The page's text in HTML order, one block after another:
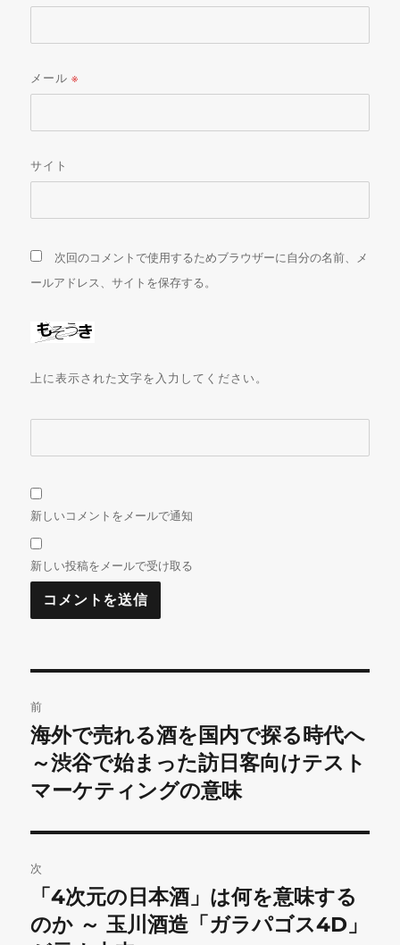
メール※
サイト
次回のコメントで使用するためブラウザーに自分の名前、メ
ールアドレス、サイトを保存する。
上に表示された文字を入力してください。
新しいコメントをメールで通知
新しい投稿をメールで受け取る
稿
ナ
ビ
ゲ
ー
シ
前
前
の
投
海外で売れる酒を国内で探る時代へ
～渋谷で始まった訪日客向けテスト
マーケティングの意味
次
次
の
「4次元の日本酒」は何を意味する
のか ～ 玉川酒造「ガラパゴス4D」